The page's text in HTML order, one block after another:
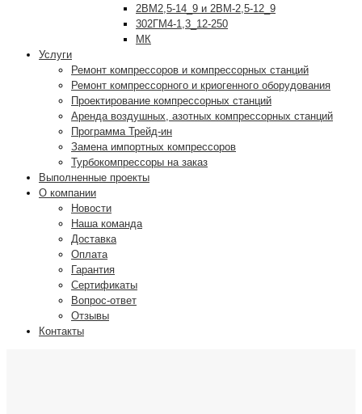
2ВМ2,5-14_9 и 2ВМ-2,5-12_9
302ГМ4-1,3_12-250
МК
Услуги
Ремонт компрессоров и компрессорных станций
Ремонт компрессорного и криогенного оборудования
Проектирование компрессорных станций
Аренда воздушных, азотных компрессорных станций
Программа Трейд-ин
Замена импортных компрессоров
Турбокомпрессоры на заказ
Выполненные проекты
О компании
Новости
Наша команда
Доставка
Оплата
Гарантия
Сертификаты
Вопрос-ответ
Отзывы
Контакты